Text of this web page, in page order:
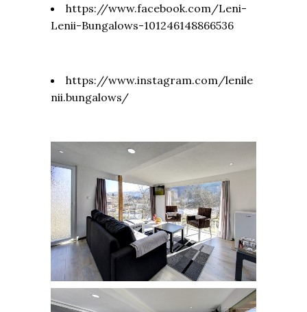
https://www.facebook.com/Leni-
Lenii-Bungalows-101246148866536
https://www.instagram.com/lenile
nii.bungalows/